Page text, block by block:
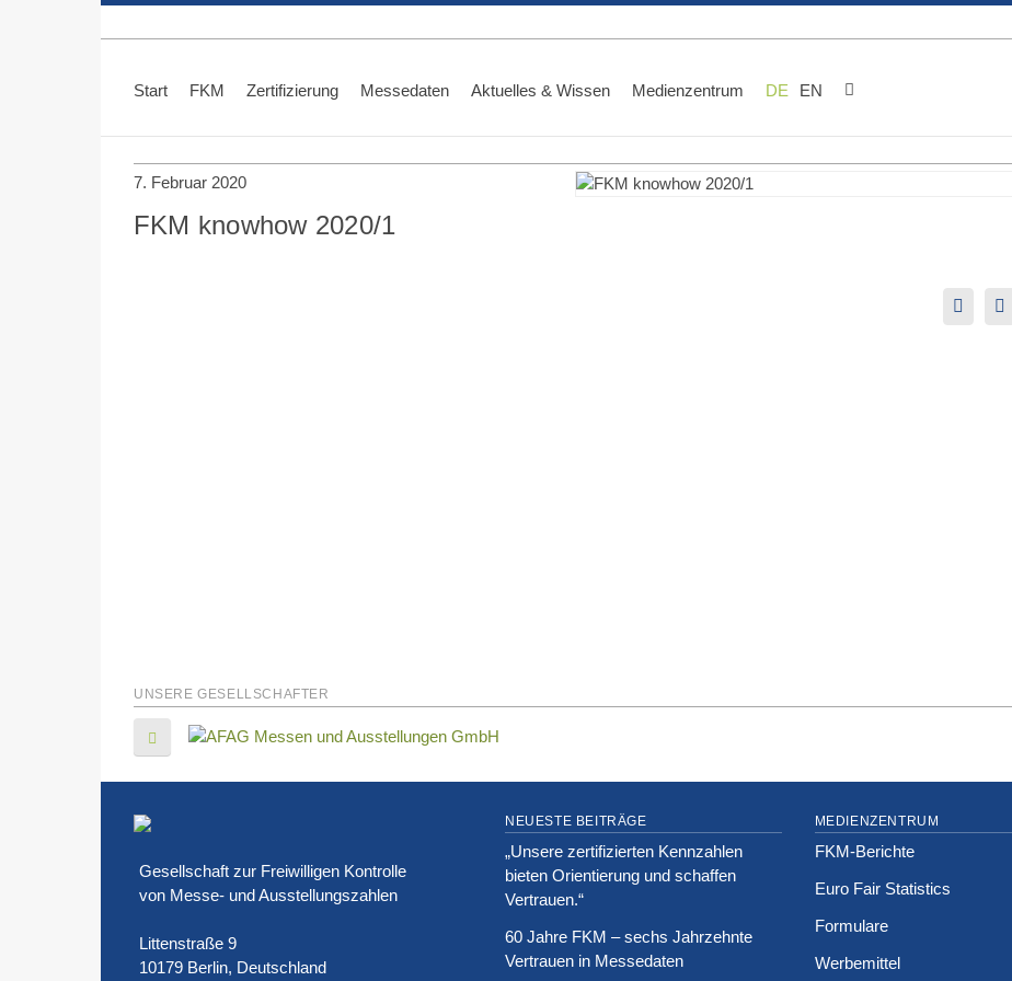
Start
FKM Zertifizierung Messedaten Aktuelles & Wissen Medienzentrum DE EN
7. Februar 2020
FKM knowhow 2020/1
LinkedIn
E-
UNSERE GESELLSCHAFTER
Gesellschaft zur Freiwilligen Kontrolle
von Messe- und Ausstellungszahlen
Littenstraße 9
10179 Berlin, Deutschland
NEUESTE BEITRÄGE
„Unsere zertifizierten Kennzahlen
bieten Orientierung und schaffen
Vertrauen.“
60 Jahre FKM – sechs Jahrzehnte
Vertrauen in Messedaten
MEDIENZENTRUM
FKM-Berichte
Euro Fair Statistics
Formulare
Werbemittel